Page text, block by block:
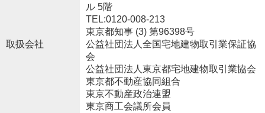
取扱会社
ル 5階
TEL:0120-008-213
東京都知事 (3) 第96398号
公益社団法人全国宅地建物取引業保証協
会
公益社団法人東京都宅地建物取引業協会
東京都不動産協同組合
東京不動産政治連盟
東京商工会議所会員